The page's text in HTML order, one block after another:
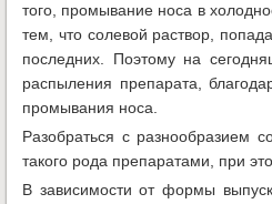
того, промывание носа в
тем, что солевой раствор,
последних. Поэтому на
распыления препарата,
промывания носа.
Разобраться с разнообразием
такого рода препаратами, при
В зависимости от формы